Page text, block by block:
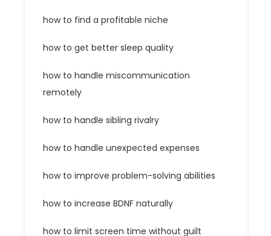
how to find a profitable niche
how to get better sleep quality
how to handle miscommunication
remotely
how to handle sibling rivalry
how to handle unexpected expenses
how to improve problem-solving abilities
how to increase BDNF naturally
how to limit screen time without guilt